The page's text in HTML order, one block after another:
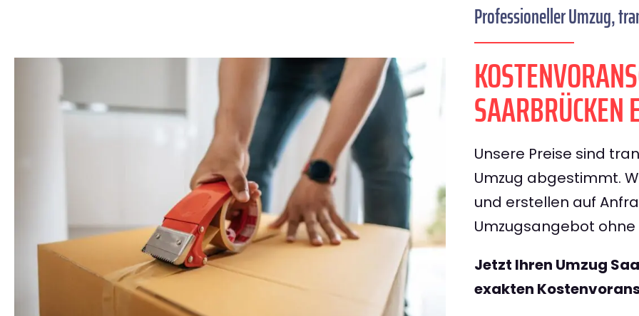
Professioneller Umzug,
SAARBRÜCKEN
Unsere Preise sind
Umzug abgestimmt.
und erstellen auf
Umzugsangebot
Jetzt Ihren Umzug
exakten